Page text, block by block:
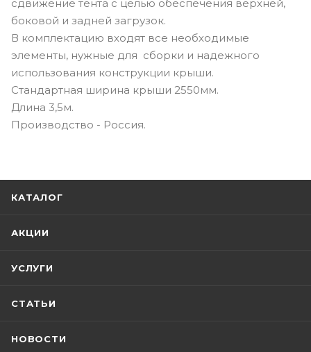
сдвижение тента с целью обеспечения верхней,
боковой и задней загрузок.
В комплектацию входят все необходимые
элементы, нужные для сборки и надежного
использования конструкции крыши.
Стандартная ширина крыши 2550мм.
Длина 3,5м.
Производство - Россия.
КАТАЛОГ
АКЦИИ
УСЛУГИ
СТАТЬИ
НОВОСТИ